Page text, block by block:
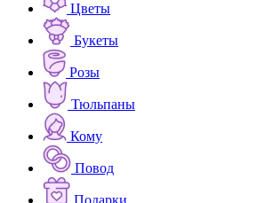
Цветы
Букеты
Розы
Тюльпаны
Кому
Повод
Подарки